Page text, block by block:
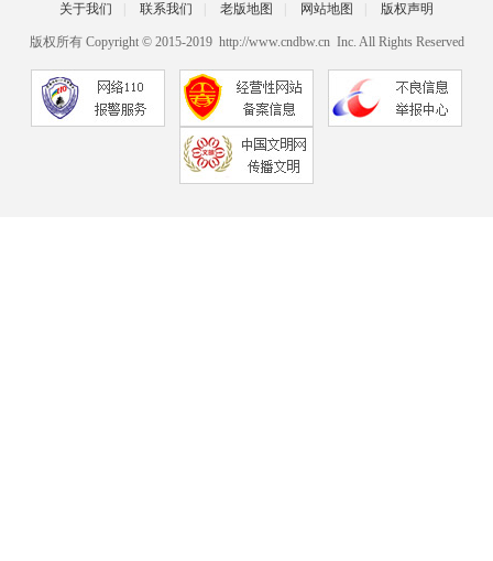
关于我们 联系我们 老版地图 网站地图 版权声明
版权所有 Copyright © 2015-2019 http://www.cndbw.cn Inc. All Rights Reserved